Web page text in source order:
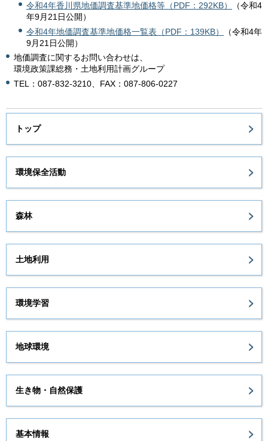
令和4年香川県地価調査基準地価格等（PDF：292KB）
（令和4
年9月21日公開）
令和4年地価調査基準地価格一覧表（PDF：139KB）
（令和4年
9月21日公開）
地価調査に関するお問い合わせは、
環境政策課総務・土地利用計画グループ
TEL：087-832-3210、FAX：087-806-0227
トップ
環境保全活動
森林
土地利用
環境学習
地球環境
生き物・自然保護
基本情報